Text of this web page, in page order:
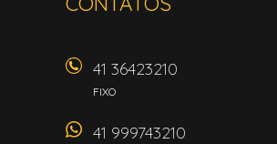
41 36423210
FIXO
41 999743210